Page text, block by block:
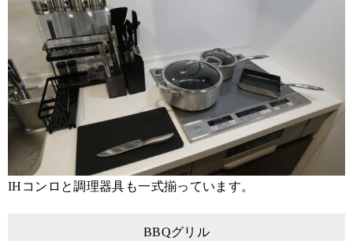
IHコンロと調理器具も一式揃っています。
BBQグリル